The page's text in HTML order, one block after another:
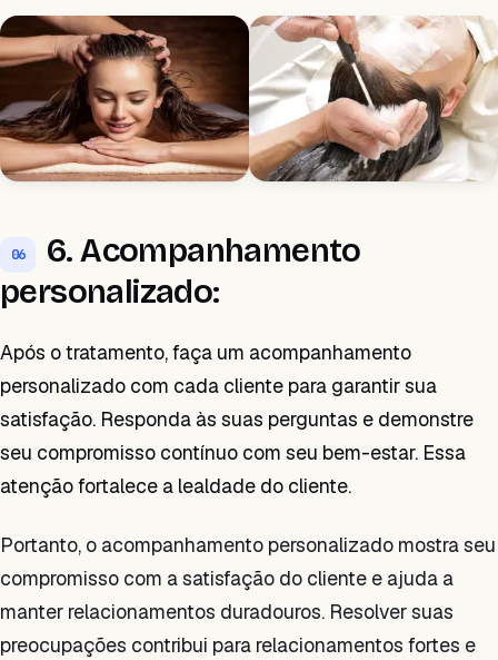
06
6. Acompanhamento
personalizado:
Após o tratamento, faça um acompanhamento
personalizado com cada cliente para garantir sua
satisfação. Responda às suas perguntas e demonstre
seu compromisso contínuo com seu bem-estar. Essa
atenção fortalece a lealdade do cliente.
Portanto, o acompanhamento personalizado mostra seu
compromisso com a satisfação do cliente e ajuda a
manter relacionamentos duradouros. Resolver suas
preocupações contribui para relacionamentos fortes e